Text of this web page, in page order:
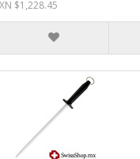
$1,228.45